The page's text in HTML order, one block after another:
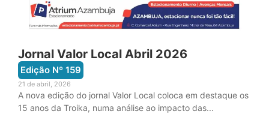
Jornal Valor Local Abril 2026
Edição Nº 159
21 de abril, 2026
A nova edição do jornal Valor Local coloca em destaque os
15 anos da Troika, numa análise ao impacto das...